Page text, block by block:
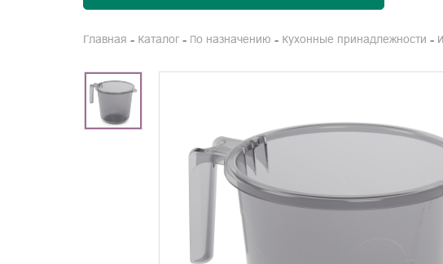
Главная Каталог По назначению Кухонные принадлежности